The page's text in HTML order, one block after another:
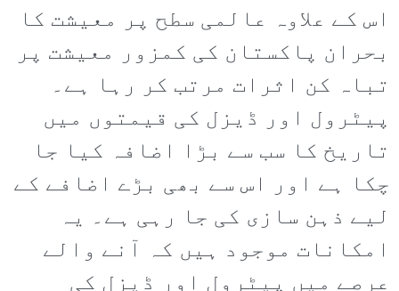
اس کے علاوہ عالمی سطح پر معیشت کا
بحران پاکستان کی کمزور معیشت پر
تباہ کن اثرات مرتب کر رہا ہے۔
پیٹرول اور ڈیزل کی قیمتوں میں
تاریخ کا سب سے بڑا اضافہ کیا جا
چکا ہے اور اس سے بھی بڑے اضافے کے
لیے ذہن سازی کی جا رہی ہے۔ یہ
امکانات موجود ہیں کہ آنے والے